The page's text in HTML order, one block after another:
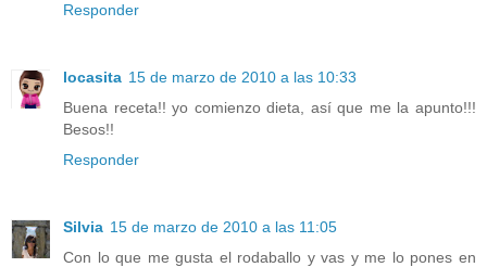
Responder
locasita 15 de marzo de 2010 a las 10:33
Buena receta!! yo comienzo dieta, así que me la apunto!!!
Besos!!
Responder
Silvia 15 de marzo de 2010 a las 11:05
Con lo que me gusta el rodaballo y vas y me lo pones en